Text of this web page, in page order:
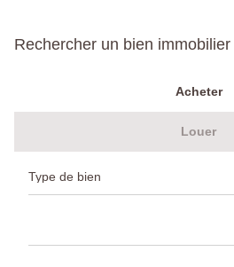
Rechercher un bien immobilier
Acheter
Louer